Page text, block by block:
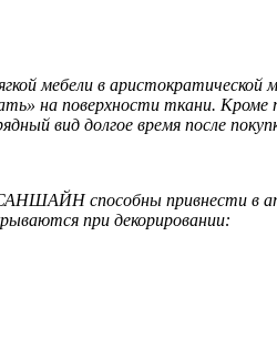
в аристократической
на поверхности ткани.
вид долгое время после
способны привнести в
при декорировании: